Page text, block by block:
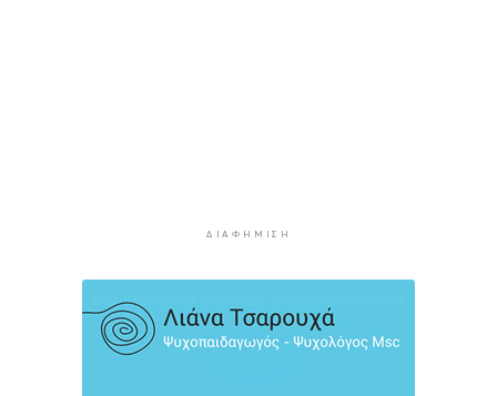
Σαντορίνη: Συνελήφθη 18χρονος για κατοχή
ναρκωτικών
ΔΙΑΦΉΜΙΣΗ